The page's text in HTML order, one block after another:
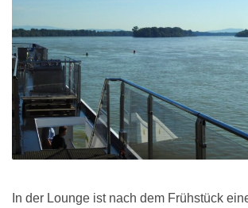
In der Lounge ist nach dem Frühstück